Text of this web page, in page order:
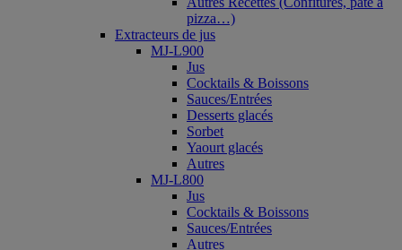
pizza…)
Extracteurs de jus
MJ-L900
Jus
Cocktails & Boissons
Sauces/Entrées
Desserts glacés
Sorbet
Yaourt glacés
Autres
MJ-L800
Jus
Cocktails & Boissons
Sauces/Entrées
Autres